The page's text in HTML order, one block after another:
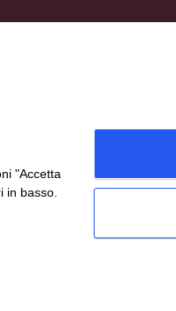
e accessori
"Accetta
in basso.